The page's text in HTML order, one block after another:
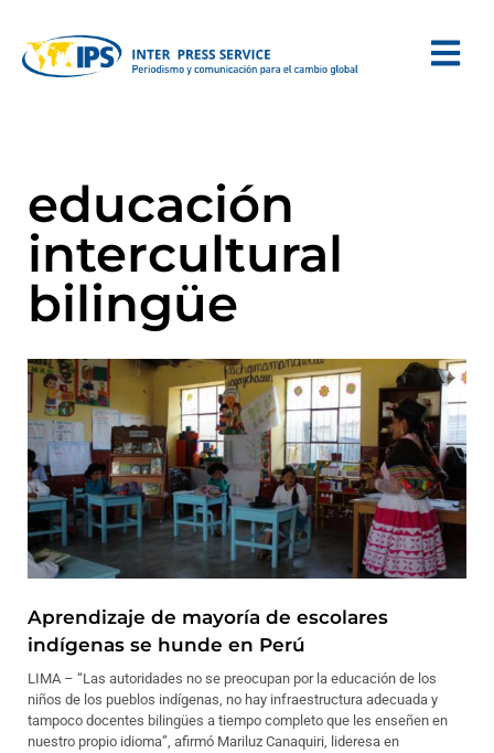
educación
intercultural
bilingüe
Aprendizaje de mayoría de escolares
indígenas se hunde en Perú
LIMA – “Las autoridades no se preocupan por la educación de los
niños de los pueblos indígenas, no hay infraestructura adecuada y
tampoco docentes bilingües a tiempo completo que les enseñen en
nuestro propio idioma”, afirmó Mariluz Canaquiri, lideresa en